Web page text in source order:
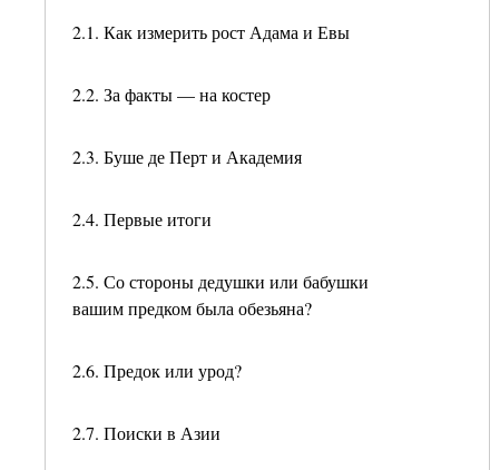
2.1. Как измерить рост Адама и Евы
2.2. За факты — на костер
2.3. Буше де Перт и Академия
2.4. Первые итоги
2.5. Со стороны дедушки или бабушки
вашим предком была обезьяна?
2.6. Предок или урод?
2.7. Поиски в Азии